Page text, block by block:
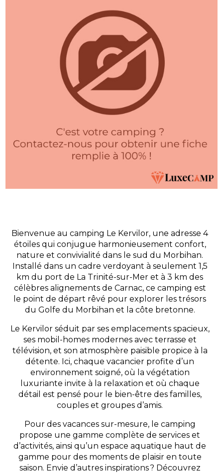
Bienvenue au camping Le Kervilor, une adresse 4
étoiles qui conjugue harmonieusement confort,
nature et convivialité dans le sud du Morbihan.
Installé dans un cadre verdoyant à seulement 1,5
km du port de La Trinité-sur-Mer et à 3 km des
célèbres alignements de Carnac, ce camping est
le point de départ rêvé pour explorer les trésors
du Golfe du Morbihan et la côte bretonne.
Le Kervilor séduit par ses emplacements spacieux,
ses mobil-homes modernes avec terrasse et
télévision, et son atmosphère paisible propice à la
détente. Ici, chaque vacancier profite d’un
environnement soigné, où la végétation
luxuriante invite à la relaxation et où chaque
détail est pensé pour le bien-être des familles,
couples et groupes d’amis.
Pour des vacances sur-mesure, le camping
propose une gamme complète de services et
d’activités, ainsi qu’un espace aquatique haut de
gamme pour des moments de plaisir en toute
saison. Envie d’autres inspirations ? Découvrez